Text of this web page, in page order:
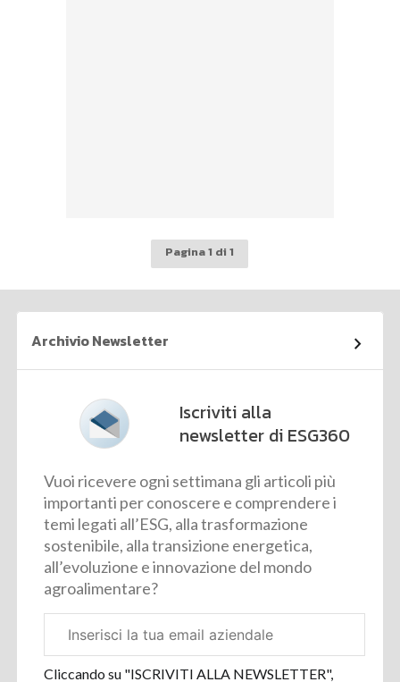
Pagina 1 di 1
Archivio Newsletter
Iscriviti alla
newsletter di ESG360
Vuoi ricevere ogni settimana gli articoli più
importanti per conoscere e comprendere i
temi legati all’ESG, alla trasformazione
sostenibile, alla transizione energetica,
all’evoluzione e innovazione del mondo
agroalimentare?
aziendale
Cliccando su "ISCRIVITI ALLA NEWSLETTER",